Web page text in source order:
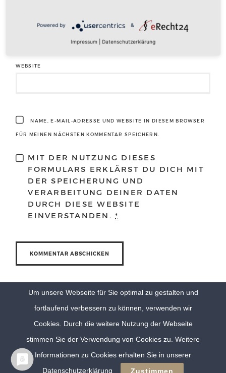
E-MAIL-ADRESSE
WEBSITE
NAME, E-MAIL-ADRESSE UND WEBSITE IN DIESEM BROWSER
FÜR MEINEN NÄCHSTEN KOMMENTAR SPEICHERN.
MIT DER NUTZUNG DIESES
FORMULARS ERKLÄRST DU DICH MIT
DER SPEICHERUNG UND
VERARBEITUNG DEINER DATEN
DURCH DIESE WEBSITE
EINVERSTANDEN.*
© Eva Berten Photography | Imprint Privacy Policy
Um unsere Webseite für Sie optimal zu gestalten und
fortlaufend verbessern zu können, verwenden wir
Cookies. Durch die weitere Nutzung der Webseite
stimmen Sie der Verwendung von Cookies zu. Weitere
Informationen zu Cookies erhalten Sie in unserer
Datenschutzerklärung
Zustimmen
Powered by &
Impressum Datenschutzerklärung